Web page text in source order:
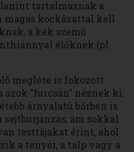
tartalmaznak a
magas kockázattal kell
a kék szemű
élőknek (pl.
megléte is fokozott
azok "furcsán" néznek ki,
árnyalatú bőrben is
ám sokkal
testtájakat érint, ahol
a tenyér, a talp vagy a